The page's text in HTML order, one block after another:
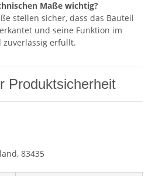
Maße wichtig?
stellen sicher, dass das Bauteil
und seine Funktion im
erfüllt.
Produktsicherheit
83435